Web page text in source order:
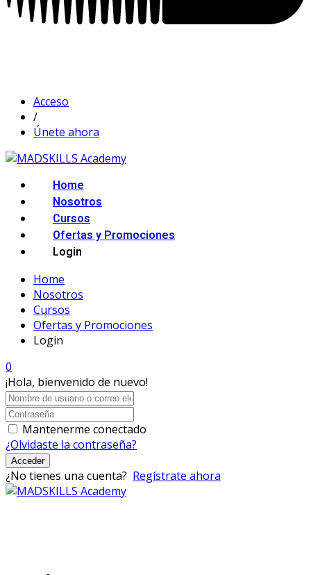
Acceso
/
Únete ahora
Home
Nosotros
Cursos
Ofertas y Promociones
Login
Home
Nosotros
Cursos
Ofertas y Promociones
Login
0
¡Hola, bienvenido de nuevo!
Mantenerme conectado
¿Olvidaste la contraseña?
Acceder
¿No tienes una cuenta? Regístrate ahora